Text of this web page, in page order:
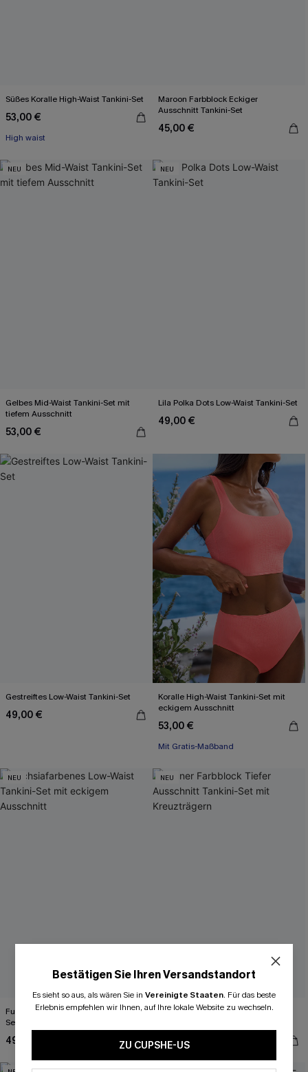
Süßes Koralle High-Waist Tankini-Set
53,00 €
High waist
Maroon Farbblock Eckiger
Ausschnitt Tankini-Set
45,00 €
NEU
Gelbes Mid-Waist Tankini-Set mit
tiefem Ausschnitt
53,00 €
NEU
Lila Polka Dots Low-Waist Tankini-Set
49,00 €
Gestreiftes Low-Waist Tankini-Set
49,00 €
Koralle High-Waist Tankini-Set mit
eckigem Ausschnitt
53,00 €
Mit Gratis-Maßband
High waist
NEU
Fuchsiafarbenes Low-Waist Tankini-
Set mit eckigem Ausschnitt
49,00 €
NEU
Grüner Farbblock Tiefer Ausschnitt
53,00 €
Bestätigen Sie Ihren Versandstandort
Es sieht so aus, als wären Sie in Vereinigte Staaten. Für das beste
Erlebnis empfehlen wir Ihnen, auf Ihre lokale Website zu wechseln.
ZU CUPSHE-US